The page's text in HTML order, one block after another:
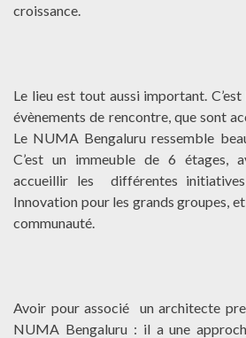
croissance.
Le lieu est tout aussi important.
évènements de rencontre, que sont
Le NUMA Bengaluru ressemble
C’est un immeuble de 6 étages,
accueillir les différentes initiatives
Innovation pour les grands groupes,
communauté.
Avoir pour associé un architecte
NUMA Bengaluru : il a une